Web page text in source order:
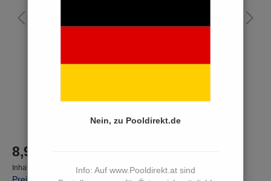
Nein, zu Pooldirekt.de
Info: Auf www.Pooldirekt.at sind
8,90 €*
Inhalt: